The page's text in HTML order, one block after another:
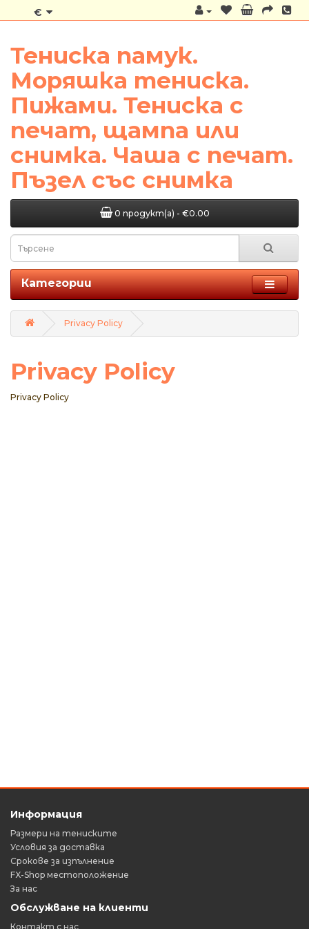
€
Тениска памук.
Моряшка тениска.
Пижами. Тениска с
печат, щампа или
снимка. Чаша с печат.
Пъзел със снимка
0 продукт(а) - €0.00
Категории
Privacy Policy
Privacy Policy
Privacy Policy
Информация
Размери на тениските
Условия за доставка
Срокове за изпълнение
FX-Shop местоположение
За нас
Обслужване на клиенти
Контакт с нас